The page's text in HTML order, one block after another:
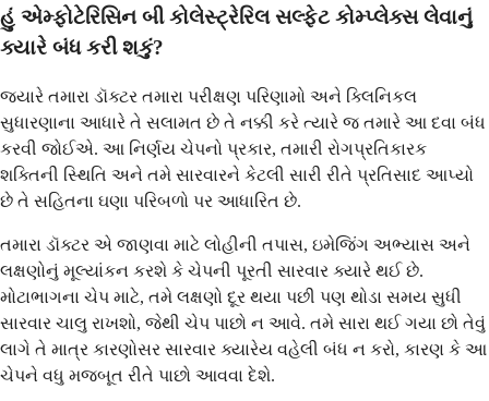
હું એમ્ફોટેરિસિન બી કોલેસ્ટ્રેરિલ સલ્ફેટ કોમ્પ્લેક્સ લેવાનું
ક્યારે બંધ કરી શકું?
જ્યારે તમારા ડૉક્ટર તમારા પરીક્ષણ પરિણામો અને ક્લિનિકલ
સુધારણાના આધારે તે સલામત છે તે નક્કી કરે ત્યારે જ તમારે આ દવા બંધ
કરવી જોઈએ. આ નિર્ણય ચેપનો પ્રકાર, તમારી રોગપ્રતિકારક
શક્તિની સ્થિતિ અને તમે સારવારને કેટલી સારી રીતે પ્રતિસાદ આપ્યો
છે તે સહિતના ઘણા પરિબળો પર આધારિત છે.
તમારા ડૉક્ટર એ જાણવા માટે લોહીની તપાસ, ઇમેજિંગ અભ્યાસ અને
લક્ષણોનું મૂલ્યાંકન કરશે કે ચેપની પૂરતી સારવાર ક્યારે થઈ છે.
મોટાભાગના ચેપ માટે, તમે લક્ષણો દૂર થયા પછી પણ થોડા સમય સુધી
સારવાર ચાલુ રાખશો, જેથી ચેપ પાછો ન આવે. તમે સારા થઈ ગયા છો તેવું
લાગે તે માત્ર કારણોસર સારવાર ક્યારેય વહેલી બંધ ન કરો, કારણ કે આ
ચેપને વધુ મજબૂત રીતે પાછો આવવા દેશે.